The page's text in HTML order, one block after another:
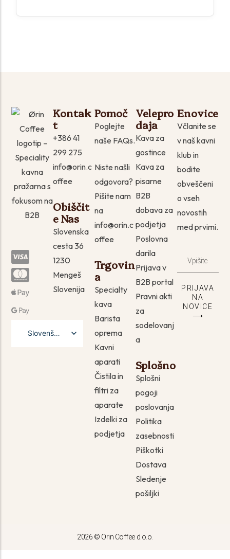
Slovenščina
Kontak
T
+386 41
299 275
info@orin.c
offee
Obiščit
E Nas
Slovenska
cesta 36
1230
Mengeš
Slovenija
Pomoč
Poglejte
naše FAQs.
Niste našli
odgovora?
Pišite nam
na
info@orin.c
offee
Trgovin
A
Specialty
kava
Barista
oprema
Kavni
aparati
Čistila in
filtri za
aparate
Izdelki za
podjetja
Velepro
Daja
Kava za
gostince
Kava za
pisarne
B2B
dobava za
podjetja
Poslovna
darila
Prijava v
B2B portal
Pravni akti
za
sodelovanj
a
Splošno
Splošni
pogoji
poslovanja
Politika
zasebnosti
Piškotki
Dostava
Sledenje
pošiljki
Enovice
Včlanite se
v naš kavni
klub in
bodite
obveščeni
o vseh
novostih
med prvimi.
PRIJAVA
NA
NOVICE
⟶
2026 © Orin Coffee d.o.o.